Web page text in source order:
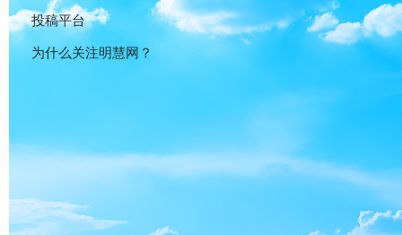
投稿平台
为什么关注明慧网？